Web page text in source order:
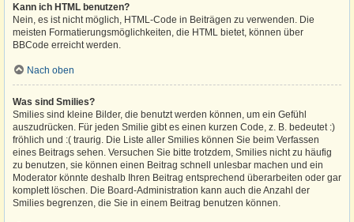
Kann ich HTML benutzen?
Nein, es ist nicht möglich, HTML-Code in Beiträgen zu verwenden. Die
meisten Formatierungsmöglichkeiten, die HTML bietet, können über
BBCode erreicht werden.
Nach oben
Was sind Smilies?
Smilies sind kleine Bilder, die benutzt werden können, um ein Gefühl
auszudrücken. Für jeden Smilie gibt es einen kurzen Code, z. B. bedeutet :)
fröhlich und :( traurig. Die Liste aller Smilies können Sie beim Verfassen
eines Beitrags sehen. Versuchen Sie bitte trotzdem, Smilies nicht zu häufig
zu benutzen, sie können einen Beitrag schnell unlesbar machen und ein
Moderator könnte deshalb Ihren Beitrag entsprechend überarbeiten oder gar
komplett löschen. Die Board-Administration kann auch die Anzahl der
Smilies begrenzen, die Sie in einem Beitrag benutzen können.